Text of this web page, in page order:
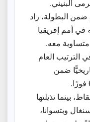
ضمن البطولة، زاد
في أمم إفريقيا
الكونغو بالمركز الـ 11 في الترتيب العام
ضمن
الكونغو المجموعة بـ 3 نقاط، بينما تذيلتها
وبتسوانا،